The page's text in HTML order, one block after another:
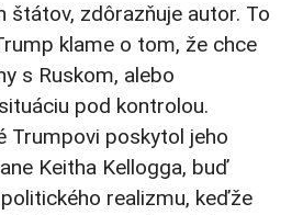
štátov, zdôrazňuje autor. To
klame o tom, že chce
s Ruskom, alebo
pod kontrolou.
Trumpovi poskytol jeho
Keitha Kellogga, buď
realizmu, keďže